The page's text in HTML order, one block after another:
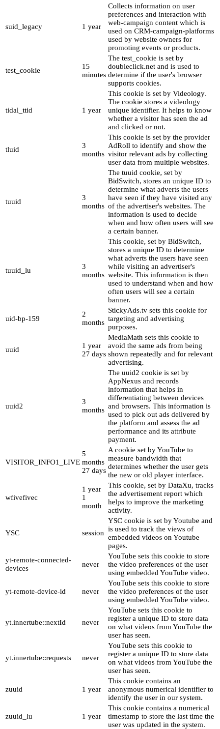
suid_legacy 1 year
Collects information on user
preferences and interaction with
web-campaign content which is
used on CRM-campaign-platforms
used by website owners for
promoting events or products.
test_cookie
15
minutes
The test_cookie is set by
doubleclick.net and is used to
determine if the user's browser
supports cookies.
tidal_ttid 1 year
This cookie is set by Videology.
The cookie stores a videology
unique identifier. It helps to know
whether a visitor has seen the ad
and clicked or not.
tluid
3
months
This cookie is set by the provider
AdRoll to identify and show the
visitor relevant ads by collecting
user data from multiple websites.
tuuid
3
months
The tuuid cookie, set by
BidSwitch, stores an unique ID to
determine what adverts the users
have seen if they have visited any
of the advertiser's websites. The
information is used to decide
when and how often users will see
a certain banner.
tuuid_lu
3
months
This cookie, set by BidSwitch,
stores a unique ID to determine
what adverts the users have seen
while visiting an advertiser's
website. This information is then
used to understand when and how
often users will see a certain
banner.
uid-bp-159
2
months
StickyAds.tv sets this cookie for
targeting and advertising
purposes.
uuid
1 year
27 days
MediaMath sets this cookie to
avoid the same ads from being
shown repeatedly and for relevant
advertising.
uuid2
3
months
The uuid2 cookie is set by
AppNexus and records
information that helps in
differentiating between devices
and browsers. This information is
used to pick out ads delivered by
the platform and assess the ad
performance and its attribute
payment.
VISITOR_INFO1_LIVE
5
months
27 days
A cookie set by YouTube to
measure bandwidth that
determines whether the user gets
the new or old player interface.
wfivefivec
1 year
1
month
This cookie, set by DataXu, tracks
the advertisement report which
helps to improve the marketing
activity.
YSC session
YSC cookie is set by Youtube and
is used to track the views of
embedded videos on Youtube
pages.
yt-remote-connected-
devices
never
YouTube sets this cookie to store
the video preferences of the user
using embedded YouTube video.
yt-remote-device-id never
YouTube sets this cookie to store
the video preferences of the user
using embedded YouTube video.
yt.innertube::nextId never
YouTube sets this cookie to
register a unique ID to store data
on what videos from YouTube the
user has seen.
yt.innertube::requests never
YouTube sets this cookie to
register a unique ID to store data
on what videos from YouTube the
user has seen.
zuuid 1 year
This cookie contains an
anonymous numerical identifier to
identify the user in our system.
zuuid_lu 1 year
This cookie contains a numerical
timestamp to store the last time the
user was updated in the system.